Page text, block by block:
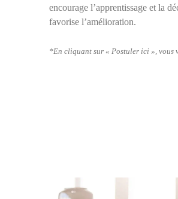
encourage l’apprentissage et la
favorise l’amélioration.
*En cliquant sur « Postuler ici », vous